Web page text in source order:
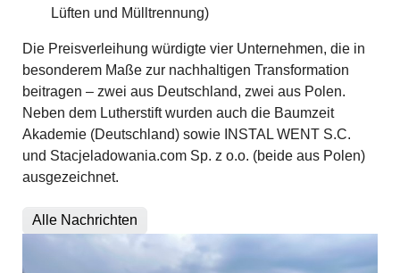
Lüften und Mülltrennung)
Die Preisverleihung würdigte vier Unternehmen, die in
besonderem Maße zur nachhaltigen Transformation
beitragen – zwei aus Deutschland, zwei aus Polen.
Neben dem Lutherstift wurden auch die Baumzeit
Akademie (Deutschland) sowie INSTAL WENT S.C.
und Stacjeladowania.com Sp. z o.o. (beide aus Polen)
ausgezeichnet.
Alle Nachrichten